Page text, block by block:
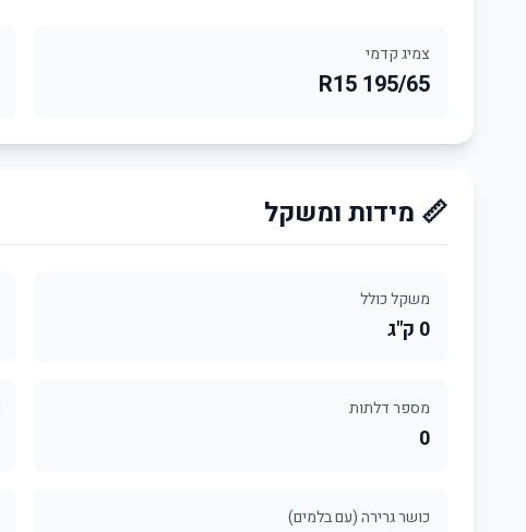
צמיג קדמי
195/65 R15
📏 מידות ומשקל
משקל כולל
0 ק"ג
מספר דלתות
0
כושר גרירה (עם בלמים)